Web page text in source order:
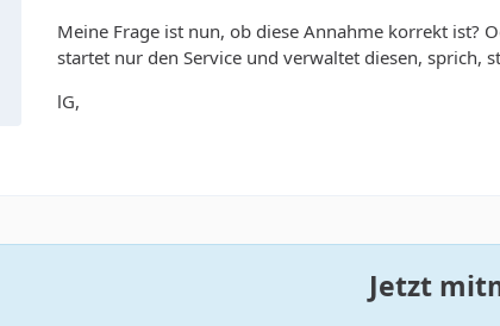
Meine Frage ist nun, ob diese Annahme korrekt ist?
startet nur den Service und verwaltet diesen, sprich,
lG,
Jetzt